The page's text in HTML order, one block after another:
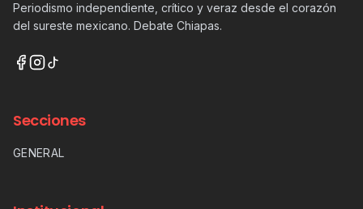
Periodismo independiente, crítico y veraz desde el corazón
del sureste mexicano. Debate Chiapas.
Secciones
GENERAL